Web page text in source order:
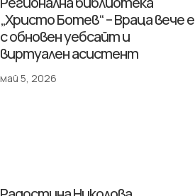
„Христо Ботев“ – Враца вече е
с обновен уебсайт и
виртуален асистент
май 5, 2026